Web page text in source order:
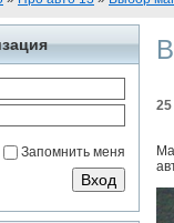
Запомнить меня
25